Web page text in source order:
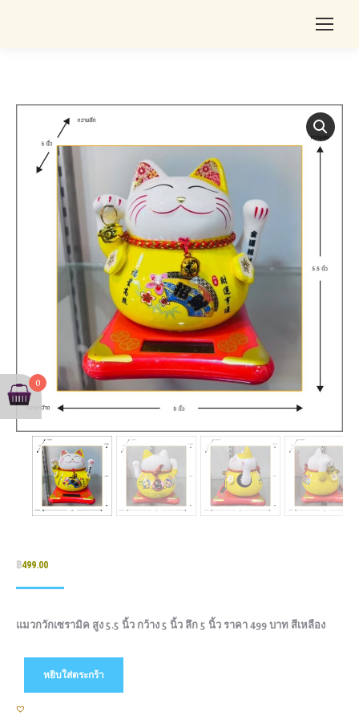
฿499.00
แมวกวักเซรามิค สูง 5.5 นิ้ว กว้าง 5 นิ้ว ลึก 5 นิ้ว ราคา 499 บาท สีเหลือง
หยิบใส่ตระกร้า
0